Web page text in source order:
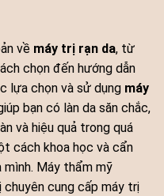
về máy trị rạn da, từ
chọn đến hướng dẫn
lựa chọn và sử dụng máy
bạn có làn da săn chắc,
và hiệu quả trong quá
cách khoa học và cẩn
Máy thẩm mỹ
cung cấp máy trị